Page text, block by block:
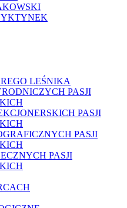
LEŚNIKA
PASJI
PASJI
PASJI
PASJI